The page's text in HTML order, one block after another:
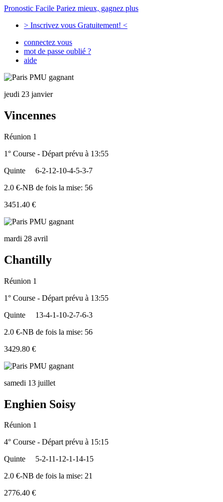
Pronostic Facile Pariez mieux, gagnez plus
> Inscrivez vous Gratuitement! <
connectez vous
mot de passe oublié ?
aide
jeudi 23 janvier
Vincennes
Réunion 1
1° Course - Départ prévu à 13:55
Quinte
6-2-12-10-4-5-3-7
2.0 €-NB de fois la mise: 56
3451.40 €
mardi 28 avril
Chantilly
Réunion 1
1° Course - Départ prévu à 13:55
Quinte
13-4-1-10-2-7-6-3
2.0 €-NB de fois la mise: 56
3429.80 €
samedi 13 juillet
Enghien Soisy
Réunion 1
4° Course - Départ prévu à 15:15
Quinte
5-2-11-12-1-14-15
2.0 €-NB de fois la mise: 21
2776.40 €